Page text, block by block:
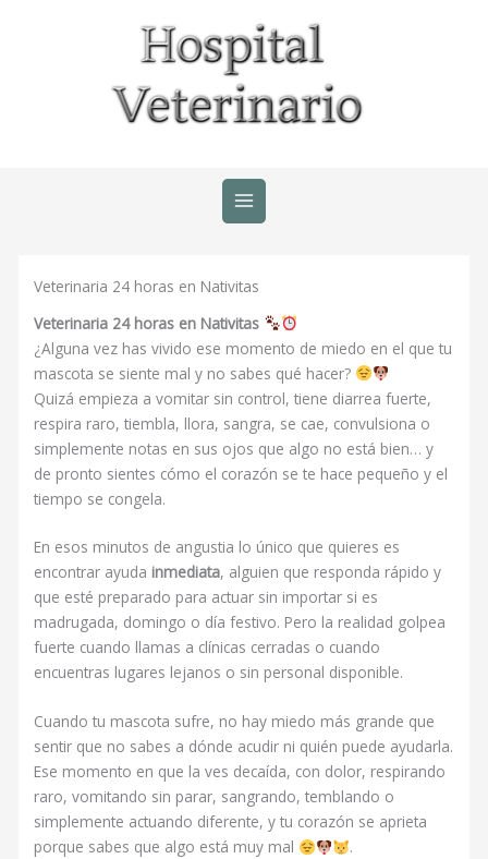
Veterinaria 24 horas en Nativitas
Veterinaria 24 horas en Nativitas
¿Alguna vez has vivido ese momento de miedo en el que tu
mascota se siente mal y no sabes qué hacer?
Quizá empieza a vomitar sin control, tiene diarrea fuerte,
respira raro, tiembla, llora, sangra, se cae, convulsiona o
simplemente notas en sus ojos que algo no está bien… y
de pronto sientes cómo el corazón se te hace pequeño y el
tiempo se congela.
En esos minutos de angustia lo único que quieres es
encontrar ayuda inmediata, alguien que responda rápido y
que esté preparado para actuar sin importar si es
madrugada, domingo o día festivo. Pero la realidad golpea
fuerte cuando llamas a clínicas cerradas o cuando
encuentras lugares lejanos o sin personal disponible.
Cuando tu mascota sufre, no hay miedo más grande que
sentir que no sabes a dónde acudir ni quién puede ayudarla.
Ese momento en que la ves decaída, con dolor, respirando
raro, vomitando sin parar, sangrando, temblando o
simplemente actuando diferente, y tu corazón se aprieta
porque sabes que algo está muy mal
.